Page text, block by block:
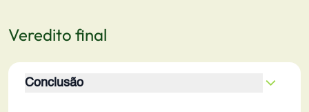
Veredito final
Conclusão